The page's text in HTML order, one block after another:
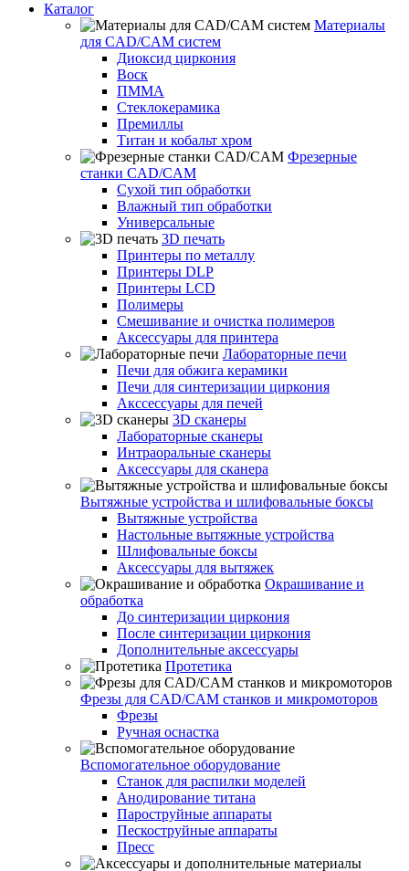
Каталог
Материалы
для CAD/CAM систем
Диоксид циркония
Воск
ПММА
Стеклокерамика
Премиллы
Титан и кобальт хром
Фрезерные
станки CAD/CAM
Сухой тип обработки
Влажный тип обработки
Универсальные
3D печать
Принтеры по металлу
Принтеры DLP
Принтеры LCD
Полимеры
Смешивание и очистка полимеров
Аксессуары для принтера
Лабораторные печи
Печи для обжига керамики
Печи для синтеризации циркония
Акссессуары для печей
3D сканеры
Лабораторные сканеры
Интраоральные сканеры
Аксессуары для сканера
Вытяжные устройства и шлифовальные боксы
Вытяжные устройства
Настольные вытяжные устройства
Шлифовальные боксы
Аксессуары для вытяжек
Окрашивание и
обработка
До синтеризации циркония
После синтеризации циркония
Дополнительные аксессуары
Протетика
Фрезы для CAD/CAM станков и микромоторов
Фрезы
Ручная оснастка
Вспомогательное оборудование
Станок для распилки моделей
Анодирование титана
Пароструйные аппараты
Пескоструйные аппараты
Пресс